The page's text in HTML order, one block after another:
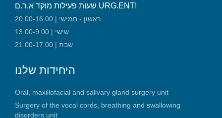
היחידות שלנו
Oral, maxillofacial and salivary gland surgery unit
Surgery of the vocal cords, breathing and swallowing
disorders unit
שעות פעילות מוקד א.ר.ם URG.ENT!
ראשון - חמישי | 20:00-16:00
שישי | 13:00-9:00
שבת | 21:00-17:00